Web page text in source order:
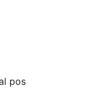
pos